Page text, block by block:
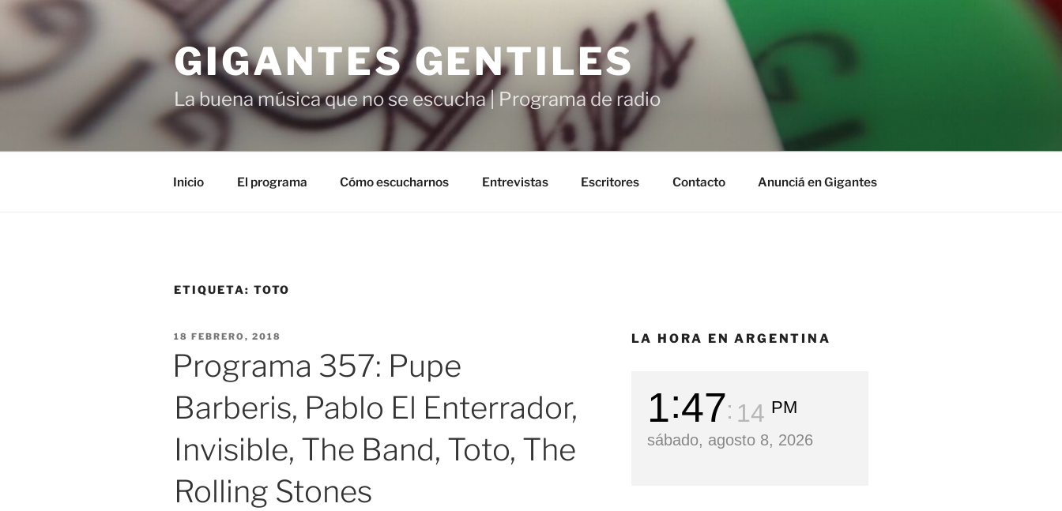
Saltar
GIGANTES GENTILES
La buena música que no se escucha | Programa de radio
Inicio El programa Cómo escucharnos Entrevistas Escritores Contacto Anunciá en Gigantes
ETIQUETA: TOTO
PUBLICADO
18 FEBRERO, 2018
Programa 357: Pupe
Barberis, Pablo El Enterrador,
Invisible, The Band, Toto, The
Rolling Stones
LA HORA EN ARGENTINA
1 47 15 PM
sábado, agosto 8, 2026